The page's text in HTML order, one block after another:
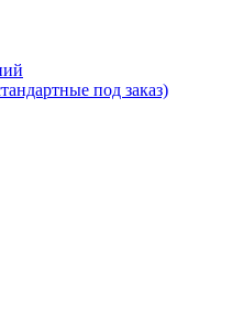
под заказ)